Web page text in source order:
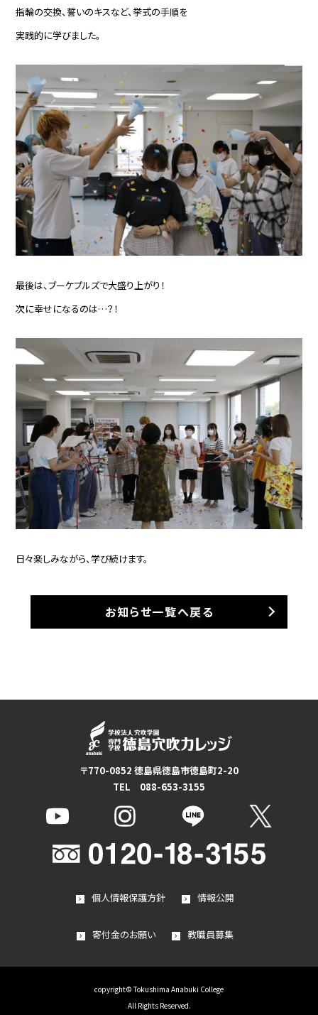
指輪の交換、誓いのキスなど、挙式の手順を
実践的に学びました。
最後は、ブーケプルズで大盛り上がり！
次に幸せになるのは…？！
日々楽しみながら、学び続けます。
お知らせ一覧へ戻る
〒770-0852 徳島県徳島市徳島町2-20
TEL 088-653-3155
個人情報保護方針 情報公開
寄付金のお願い 教職員募集
copyright© Tokushima Anabuki College
All Rights Reserved.